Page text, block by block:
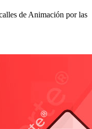
de Animación por las